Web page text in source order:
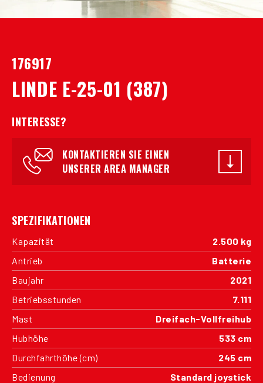
176917
LINDE E-25-01 (387)
INTERESSE?
KONTAKTIEREN SIE EINEN
UNSERER AREA MANAGER
SPEZIFIKATIONEN
Kapazität
2.500 kg
Antrieb
Batterie
Baujahr
2021
Betriebsstunden
7.111
Mast
Dreifach-Vollfreihub
Hubhöhe
533 cm
Durchfahrthöhe (cm)
245 cm
Bedienung
Standard joystick